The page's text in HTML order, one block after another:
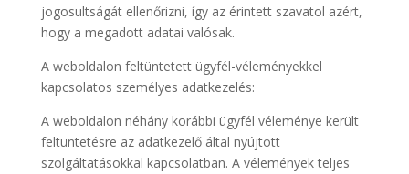
jogosultságát ellenőrizni, így az érintett szavatol azért,
hogy a megadott adatai valósak.
A weboldalon feltüntetett ügyfél-véleményekkel
kapcsolatos személyes adatkezelés:
A weboldalon néhány korábbi ügyfél véleménye került
feltüntetésre az adatkezelő által nyújtott
szolgáltatásokkal kapcsolatban. A vélemények teljes